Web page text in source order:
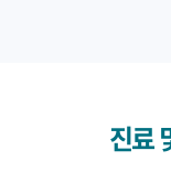
진료